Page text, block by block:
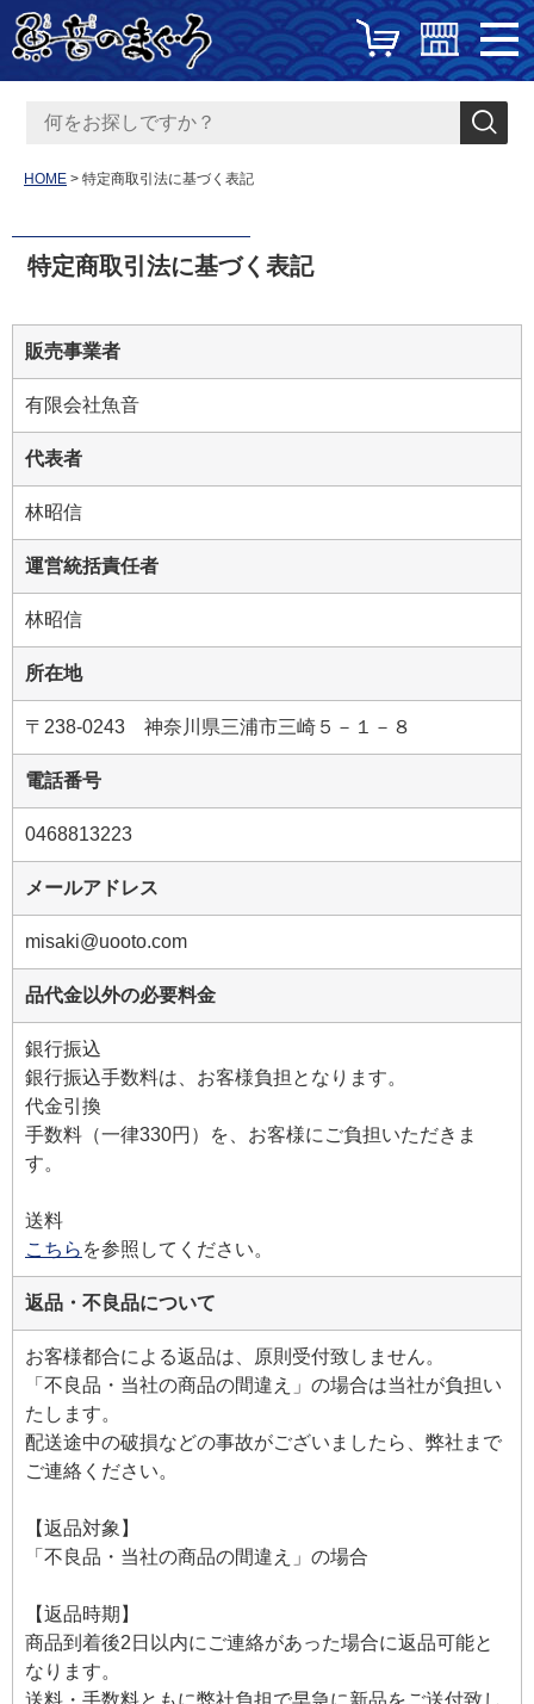
HOME 特定商取引法に基づく表記
特定商取引法に基づく表記
販売事業者
有限会社魚音
代表者
林昭信
運営統括責任者
林昭信
所在地
〒238-0243 神奈川県三浦市三崎５－１－８
電話番号
0468813223
メールアドレス
misaki@uooto.com
品代金以外の必要料金
銀行振込
銀行振込手数料は、お客様負担となります。
代金引換
手数料（一律330円）を、お客様にご負担いただきま
す。
送料
こちら を参照してください。
返品・不良品について
お客様都合による返品は、原則受付致しません。
「不良品・当社の商品の間違え」の場合は当社が負担い
たします。
配送途中の破損などの事故がございましたら、弊社まで
ご連絡ください。
【返品対象】
「不良品・当社の商品の間違え」の場合
【返品時期】
商品到着後2日以内にご連絡があった場合に返品可能と
なります。
送料・手数料ともに弊社負担で早急に新品をご送付致し